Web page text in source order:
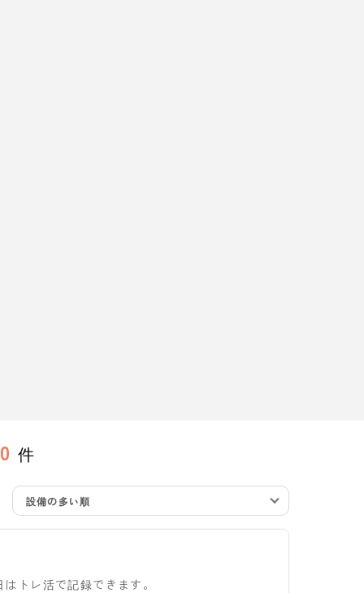
0 件
設備の多い順
トレ活で記録できます。